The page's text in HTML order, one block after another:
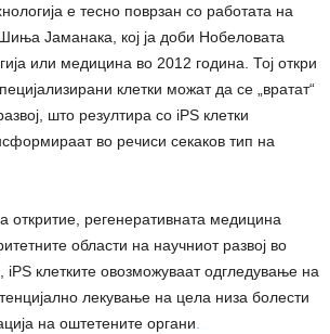
е тесно поврзан со работата на
Јаманака, кој ја доби Нобеловата
или медицина во 2012 година. Тој откри
клетки можат да се „вратат“
што резултира со iPS клетки
во речиси секаков тип на
откритие, регенеративната медицина
области на научниот развој во
iPS клетките овозможуваат одгледување на
лекување на цела низа болести
на оштетените органи